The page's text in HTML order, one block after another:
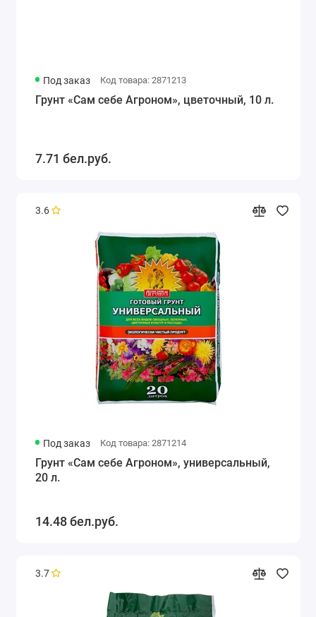
Под заказ Код товара: 2871213
Грунт «Сам себе Агроном», цветочный, 10 л.
7.71 бел.руб.
3.6
Под заказ Код товара: 2871214
Грунт «Сам себе Агроном», универсальный,
20 л.
14.48 бел.руб.
3.7